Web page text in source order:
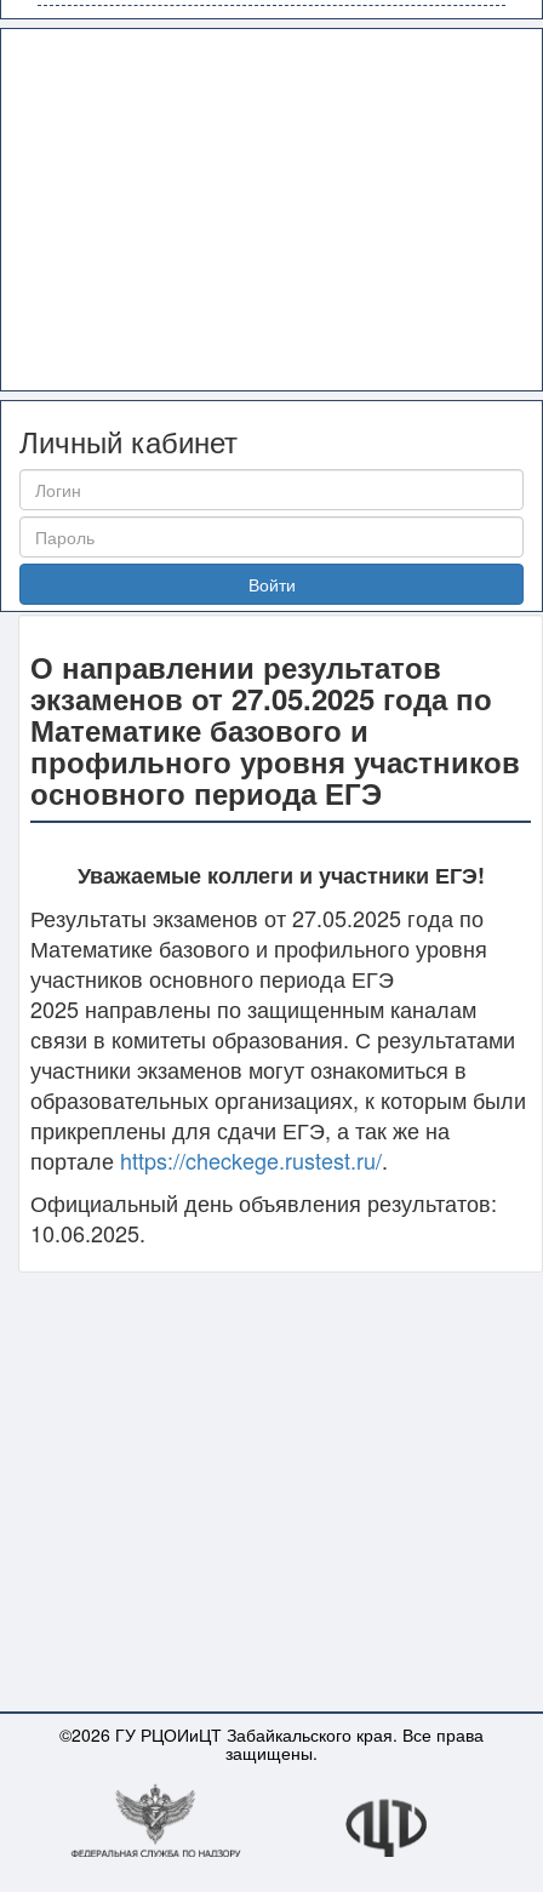
Личный кабинет
Войти
О направлении результатов
экзаменов от 27.05.2025 года по
Математике базового и
профильного уровня участников
основного периода ЕГЭ
Уважаемые коллеги и участники ЕГЭ!
Результаты экзаменов от 27.05.2025 года по
Математике базового и профильного уровня
участников основного периода ЕГЭ
2025 направлены по защищенным каналам
связи в комитеты образования. С результатами
участники экзаменов могут ознакомиться в
образовательных организациях, к которым были
прикреплены для сдачи ЕГЭ, а так же на
портале https://checkege.rustest.ru/.
Официальный день объявления результатов:
10.06.2025.
©2026 ГУ РЦОИиЦТ Забайкальского края. Все права
защищены.